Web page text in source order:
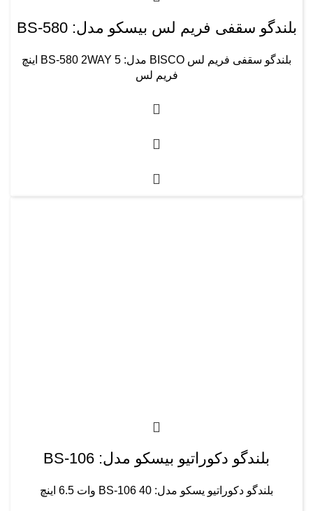
بلندگو سقفی فریم لس بیسکو مدل: BS-580
بلندگو سقفی فریم لس BISCO مدل: BS-580 2WAY 5 اینچ
فریم لس
بلندگو دکوراتیو بیسکو مدل: BS-106
بلندگو دکوراتیو یسکو مدل: BS-106 40 وات 6.5 اینچ